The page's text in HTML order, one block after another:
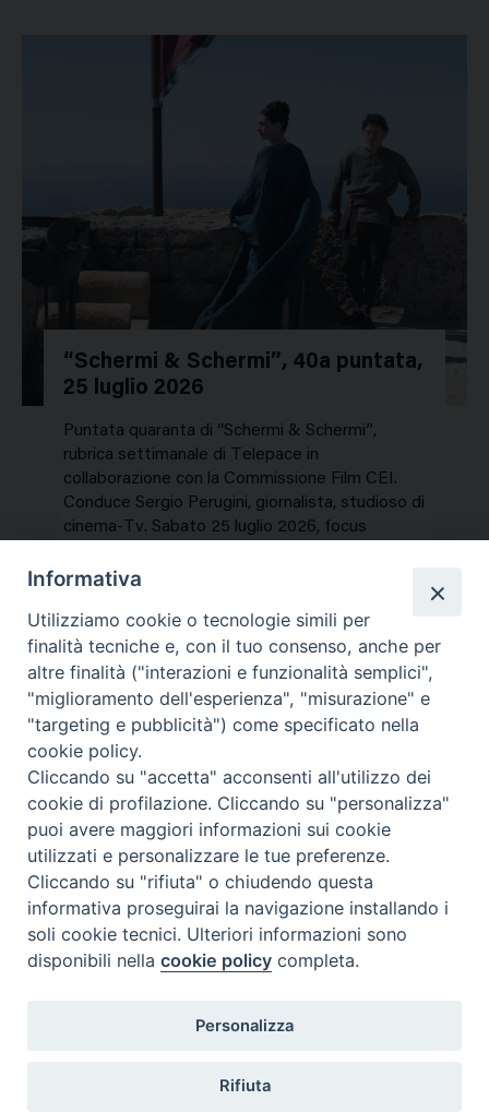
“Schermi & Schermi”, 40a puntata,
25 luglio 2026
Puntata quaranta di “Schermi & Schermi”,
rubrica settimanale di Telepace in
collaborazione con la Commissione Film CEI.
Conduce Sergio Perugini, giornalista, studioso di
cinema-Tv. Sabato 25 luglio 2026, focus
NEWS, PERCORSI TEMATICI
Mercoledì 29 Luglio 2026
Contatti & Info
C.ne Aurelia, 50 – 00165 Roma
Contatti
Scrivi a: cnvf@chiesacattolica.it
Informativa
Utilizziamo cookie o tecnologie simili per
finalità tecniche e, con il tuo consenso, anche per
altre finalità ("interazioni e funzionalità semplici",
"miglioramento dell'esperienza", "misurazione" e
"targeting e pubblicità") come specificato nella
cookie policy.
Cliccando su "accetta" acconsenti all'utilizzo dei
cookie di profilazione. Cliccando su "personalizza"
puoi avere maggiori informazioni sui cookie
utilizzati e personalizzare le tue preferenze.
Cliccando su "rifiuta" o chiudendo questa
informativa proseguirai la navigazione installando i
soli cookie tecnici. Ulteriori informazioni sono
disponibili nellacookie policy completa.
Personalizza
Rifiuta